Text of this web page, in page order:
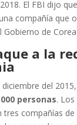
El FBI dijo
compañía que
Gobierno de
a la
del 2015,
personas.
tres compañías